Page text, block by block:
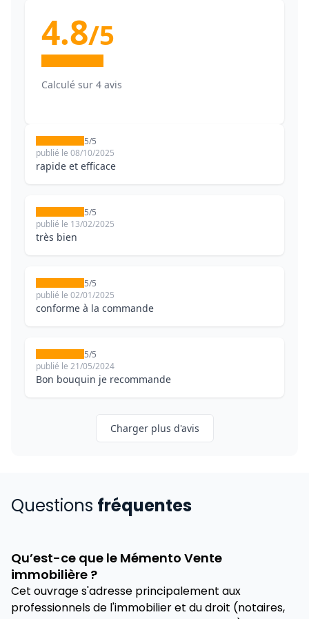
4.8/5
Calculé sur 4 avis
5/5
publié le 08/10/2025
rapide et efficace
5/5
publié le 13/02/2025
très bien
5/5
publié le 02/01/2025
conforme à la commande
5/5
publié le 21/05/2024
Bon bouquin je recommande
Charger plus d'avis
Questions fréquentes
Qu’est-ce que le Mémento Vente
immobilière ?
Cet ouvrage s'adresse principalement aux
professionnels de l'immobilier et du droit (notaires,